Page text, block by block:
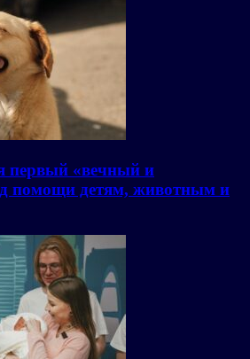
первый «вечный и
помощи детям, животным и